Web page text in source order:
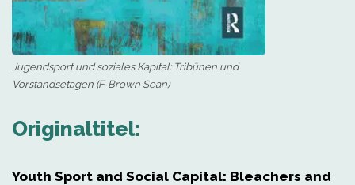
Jugendsport und soziales Kapital: Tribünen und
Vorstandsetagen (F. Brown Sean)
Originaltitel:
Youth Sport and Social Capital: Bleachers and